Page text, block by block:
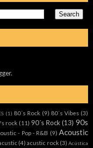
.
(1) 80´s Rock (9) 80´s Vibes (3)
rock (11) 90´s Rock (13) 90s
- Pop - R&B (9) Acoustic
(4) acustic rock (3) Acústica